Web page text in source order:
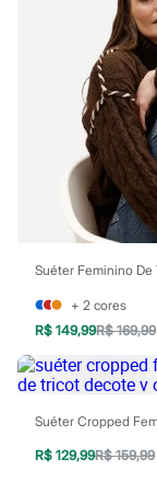
Baby Club
Miss Fifteen
Palomino
Moda íntima
Calcinhas
Cuecas
Pijamas
Moda praia
Blusas de proteção
Sungas
Personagens
Bluey
Disney
Homem Aranha
Minecraft
Naruto
+ 2 cores
R$ 149,99R$ 169,99
R$ 129,99R$ 159,99